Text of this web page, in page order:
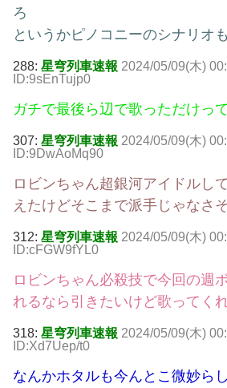
ろ
というかピノコニーのシナリオ
288: 星穹列車速報 2024/05/09(木)
ID:9sEnTujp0
ガチで最後ら辺で歌っただけっ
307: 星穹列車速報 2024/05/09(木)
ID:9DwAoMq90
ロビンちゃん超銀河アイドルし
えたけどそこまで派手じゃなさ
312: 星穹列車速報 2024/05/09(木)
ID:cFGW9fYL0
ロビンちゃん必殺技で今回の週
れるなら引きたいけど歌ってく
318: 星穹列車速報 2024/05/09(木)
ID:Xd7Uep/t0
なんかホタルも今んとこ微妙ら